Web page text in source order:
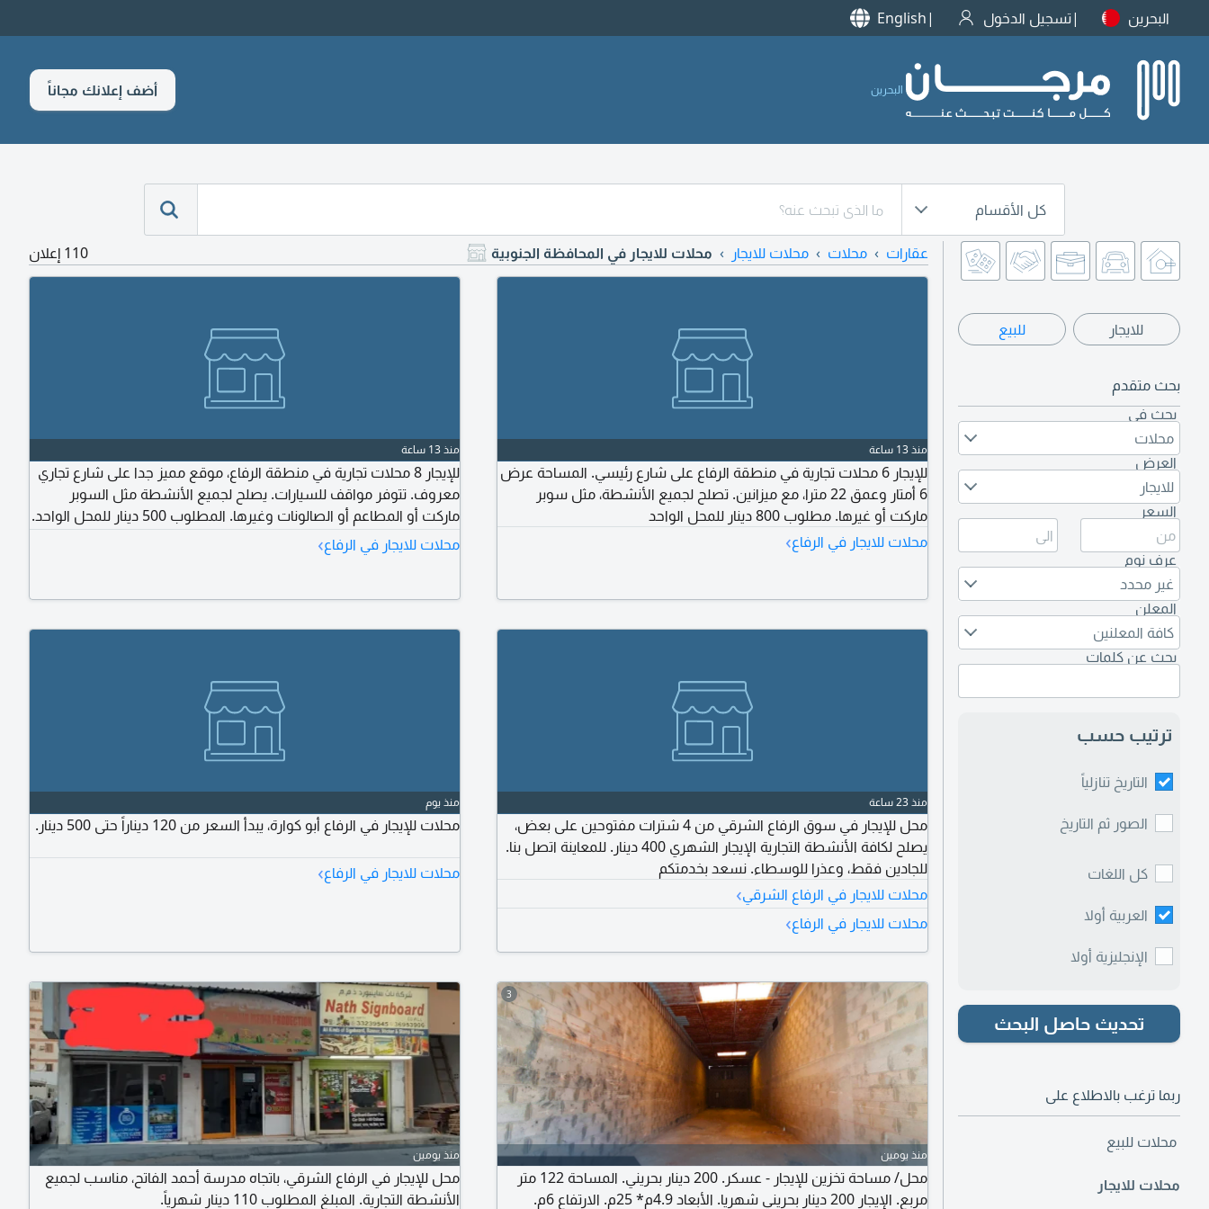
البحرين تسجيل الدخول English
البحرين أضف إعلانك مجاناً
كل الأقسام
للايجار للبيع
بحث متقدم
بحث في
محلات
العرض
للايجار
السعر
عرف نوم
غير محدد
المعلن
كافة المعلنين
بحث عن كلمات
ترتيب حسب
التاريخ تنازلياً
الصور ثم التاريخ
كل اللغات
العربية أولا
الإنجليزية أولا
تحديث حاصل البحث
ربما ترغب بالاطلاع على
محلات للبيع
محلات للايجار
عقارات محلات محلات للايجار محلات للايجار في المحافظة الجنوبية 110 إعلان
منذ 13 ساعة
للإيجار 6 محلات تجارية في منطقة الرفاع على شارع رئيسي. المساحة عرض
6 أمتار وعمق 22 مترا، مع ميزانين. تصلح لجميع الأنشطة، مثل سوبر
ماركت أو غيرها. مطلوب 800 دينار للمحل الواحد
محلات للايجار في الرفاع›
منذ 13 ساعة
للإيجار 8 محلات تجارية في منطقة الرفاع، موقع مميز جدا على شارع تجاري
معروف. تتوفر مواقف للسيارات. يصلح لجميع الأنشطة مثل السوبر
ماركت أو المطاعم أو الصالونات وغيرها. المطلوب 500 دينار للمحل الواحد.
استئجار أكثر من محل
محلات للايجار في الرفاع›
منذ 23 ساعة
محل للإيجار في سوق الرفاع الشرقي من 4 شترات مفتوحين على بعض،
يصلح لكافة الأنشطة التجارية الإيجار الشهري 400 دينار. للمعاينة اتصل بنا.
للجادين فقط، وعذرا للوسطاء. نسعد بخدمتكم
محلات للايجار في الرفاع الشرقي›
محلات للايجار في الرفاع›
منذ يوم
محلات للإيجار في الرفاع أبو كوارة، يبدأ السعر من 120 ديناراً حتى 500 دينار.
محلات للايجار في الرفاع›
3
منذ يومين
محل/ مساحة تخزين للإيجار - عسكر. 200 دينار بحريني. المساحة 122 متر
مربع. الإيجار 200 دينار بحريني شهريا. الأبعاد 4.9م* 25م. الارتفاع 6م.
منذ يومين
محل للإيجار في الرفاع الشرقي، باتجاه مدرسة أحمد الفاتح، مناسب لجميع
الأنشطة التجارية. المبلغ المطلوب 110 دينار شهرياً.